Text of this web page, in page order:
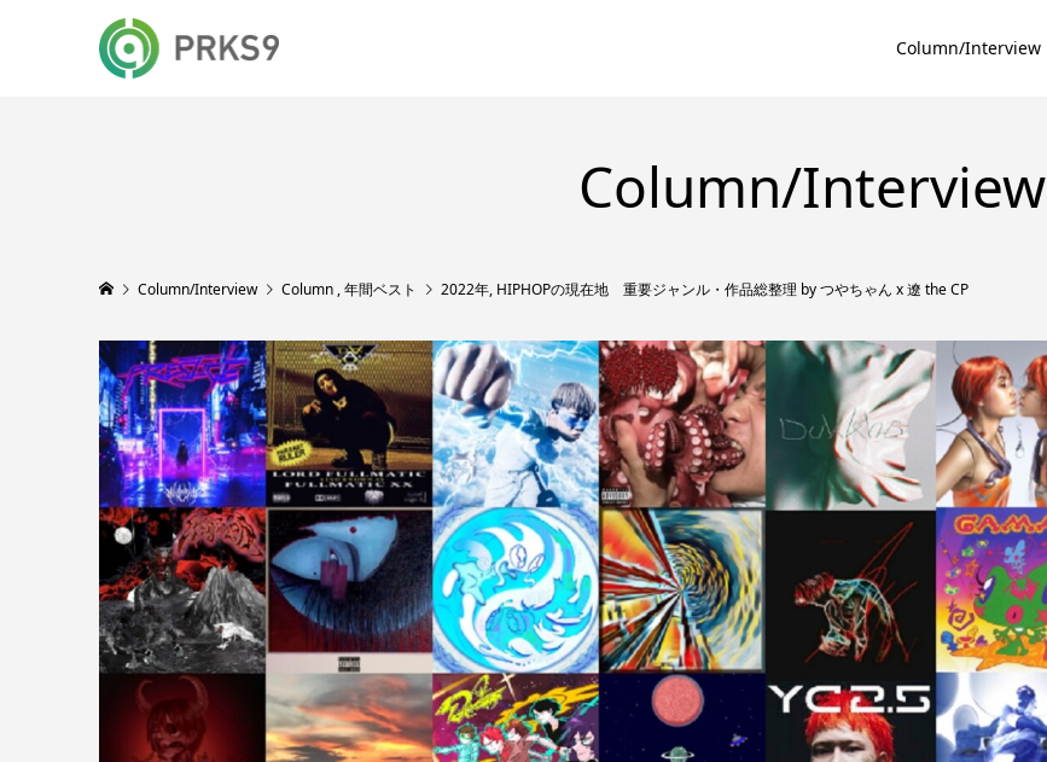
Column/Interview
Column/Interview
Column/Interview Column ,年間ベスト 2022年, HIPHOPの現在地 重要ジャンル・作品総整理 by つやちゃん x 遼 the CP